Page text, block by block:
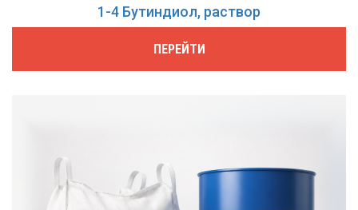
1-4 Бутиндиол, раствор
ПЕРЕЙТИ